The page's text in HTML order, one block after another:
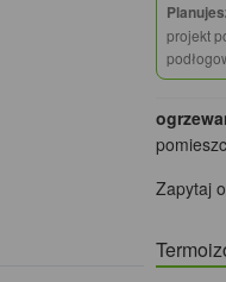
projekt
Zapytaj